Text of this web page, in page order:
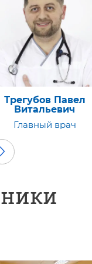
Вероника
Олеговна
Врач-нарколог